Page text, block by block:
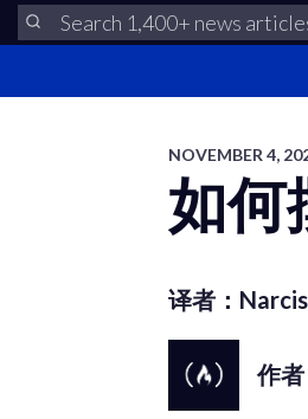
NOVEMBER 4,
如何
译者：
作